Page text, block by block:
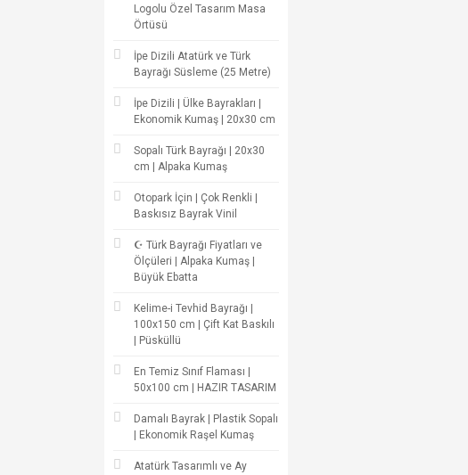
Logolu Özel Tasarım Masa
Örtüsü
İpe Dizili Atatürk ve Türk
Bayrağı Süsleme (25 Metre)
İpe Dizili | Ülke Bayrakları |
Ekonomik Kumaş | 20x30 cm
Sopalı Türk Bayrağı | 20x30
cm | Alpaka Kumaş
Otopark İçin | Çok Renkli |
Baskısız Bayrak Vinil
☪ Türk Bayrağı Fiyatları ve
Ölçüleri | Alpaka Kumaş |
Büyük Ebatta
Kelime-i Tevhid Bayrağı |
100x150 cm | Çift Kat Baskılı
| Püsküllü
En Temiz Sınıf Flaması |
50x100 cm | HAZIR TASARIM
Damalı Bayrak | Plastik Sopalı
| Ekonomik Raşel Kumaş
Atatürk Tasarımlı ve Ay